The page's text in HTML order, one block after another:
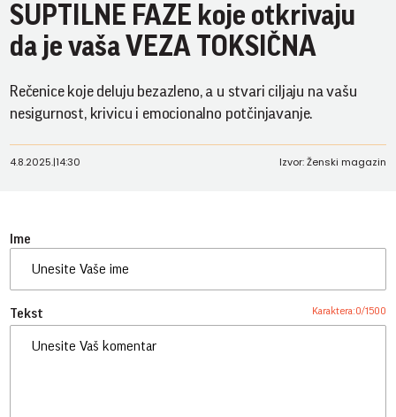
SUPTILNE FAZE koje otkrivaju
da je vaša VEZA TOKSIČNA
Rečenice koje deluju bezazleno, a u stvari ciljaju na vašu
nesigurnost, krivicu i emocionalno potčinjavanje.
4.8.2025.|14:30 Izvor: Ženski magazin
Ime
Tekst Karaktera:0/1500